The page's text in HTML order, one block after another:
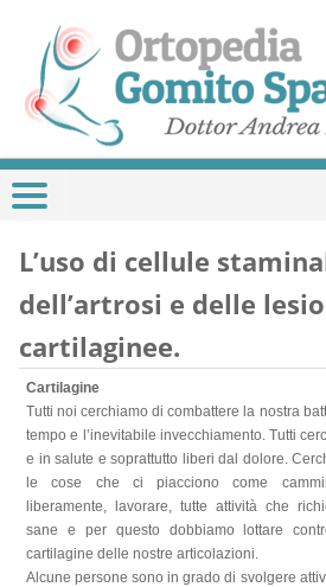
L’uso di cellule
dell’artrosi e delle
cartilaginee.
Cartilagine
Tutti noi cerchiamo di combattere la nostra
tempo e l’inevitabile invecchiamento. Tutti
e in salute e soprattutto liberi dal dolore.
le cose che ci piacciono come
liberamente, lavorare, tutte attività che
sane e per questo dobbiamo lottare
cartilagine delle nostre articolazioni.
Alcune persone sono in grado di svolgere